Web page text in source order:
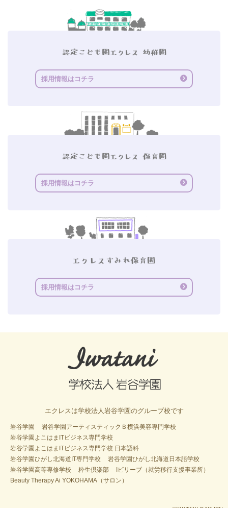
採用情報はコチラ
採用情報はコチラ
採用情報はコチラ
エクレスは学校法人岩谷学園のグループ校です
岩谷学園
岩谷学園アーティスティックＢ横浜美容専門学校
岩谷学園よこはまITビジネス専門学校
岩谷学園よこはまITビジネス専門学校 日本語科
岩谷学園ひがし北海道IT専門学校
岩谷学園ひがし北海道日本語学校
岩谷学園高等専修学校
粋生倶楽部
Iビリーブ（就労移行支援事業所）
Beauty Therapy Ai YOKOHAMA（サロン）